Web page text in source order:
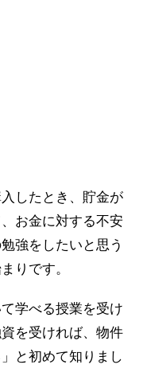
したとき、貯金が
お金に対する不安
強をしたいと思う
りです。
学べる授業を受け
を受ければ、物件
と初めて知りまし